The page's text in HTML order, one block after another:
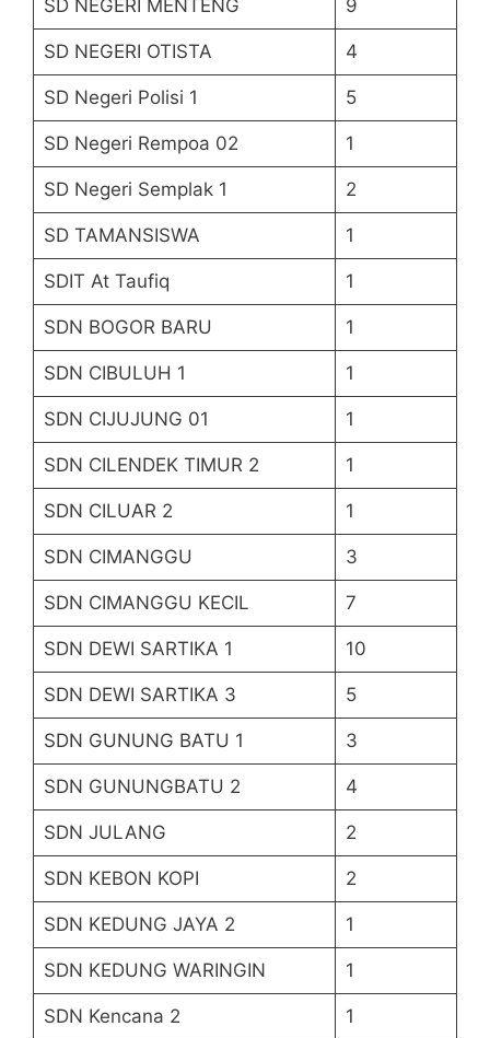
SD NEGERI MENTENG 9
SD NEGERI OTISTA 4
SD Negeri Polisi 1 5
SD Negeri Rempoa 02 1
SD Negeri Semplak 1 2
SD TAMANSISWA 1
SDIT At Taufiq 1
SDN BOGOR BARU 1
SDN CIBULUH 1 1
SDN CIJUJUNG 01 1
SDN CILENDEK TIMUR 2 1
SDN CILUAR 2 1
SDN CIMANGGU 3
SDN CIMANGGU KECIL 7
SDN DEWI SARTIKA 1 10
SDN DEWI SARTIKA 3 5
SDN GUNUNG BATU 1 3
SDN GUNUNGBATU 2 4
SDN JULANG 2
SDN KEBON KOPI 2
SDN KEDUNG JAYA 2 1
SDN KEDUNG WARINGIN 1
SDN Kencana 2 1